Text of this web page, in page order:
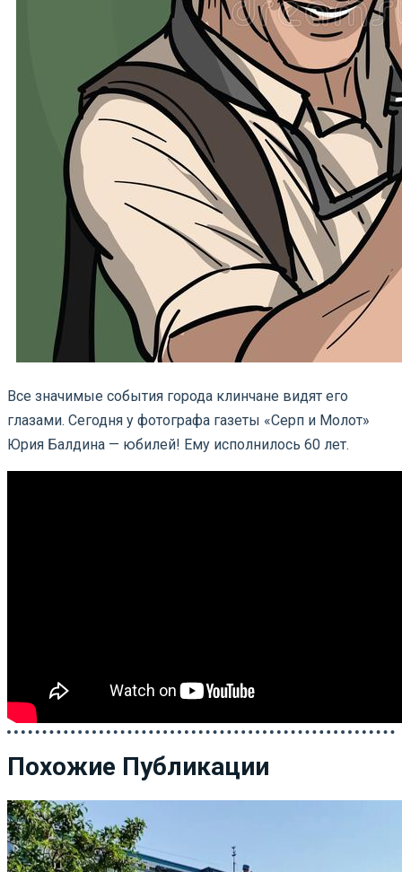
Все значимые события города клинчане видят его
глазами. Сегодня у фотографа газеты «Серп и Молот»
Юрия Балдина — юбилей! Ему исполнилось 60 лет.
Похожие Публикации